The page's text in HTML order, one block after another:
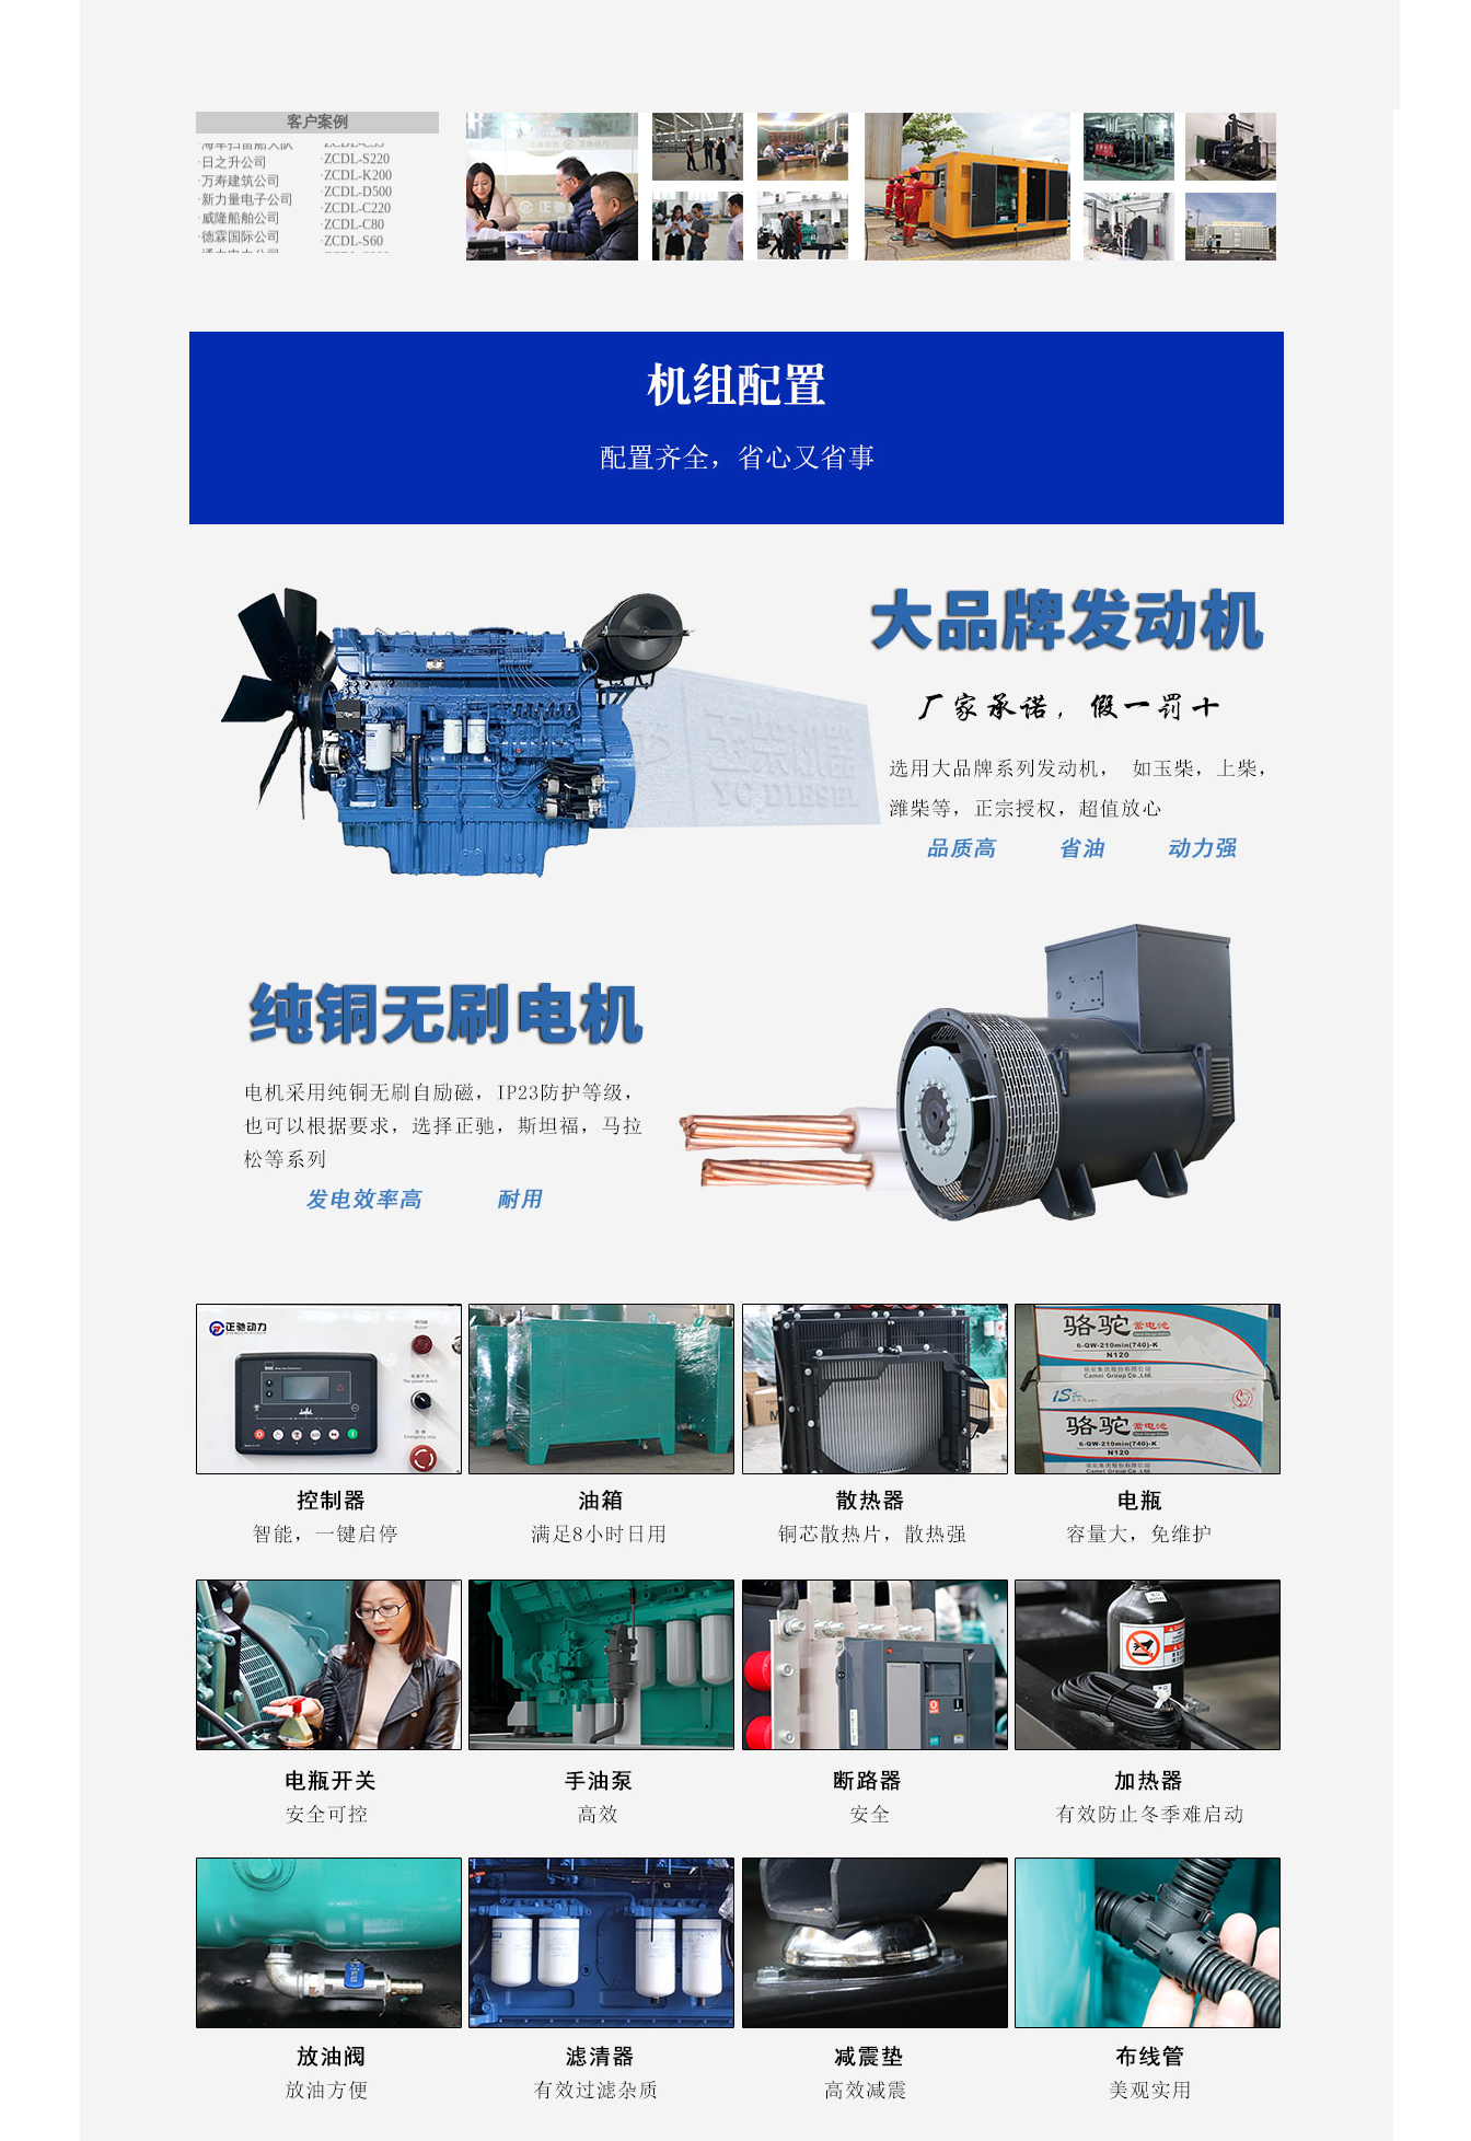
客户案例
·新力量电子公司
·威隆船舶公司
·德霖国际公司
·通力电力公司
·宏祥地产公司
·运通涂装公司
·ZCDL-S220
·ZCDL-K200
·ZCDL-D500
·ZCDL-C220
·ZCDL-C80
·ZCDL-S60
·ZCDL-S280
·CZDL-S200
·ZCDL-J1320
·ZCDL-K500